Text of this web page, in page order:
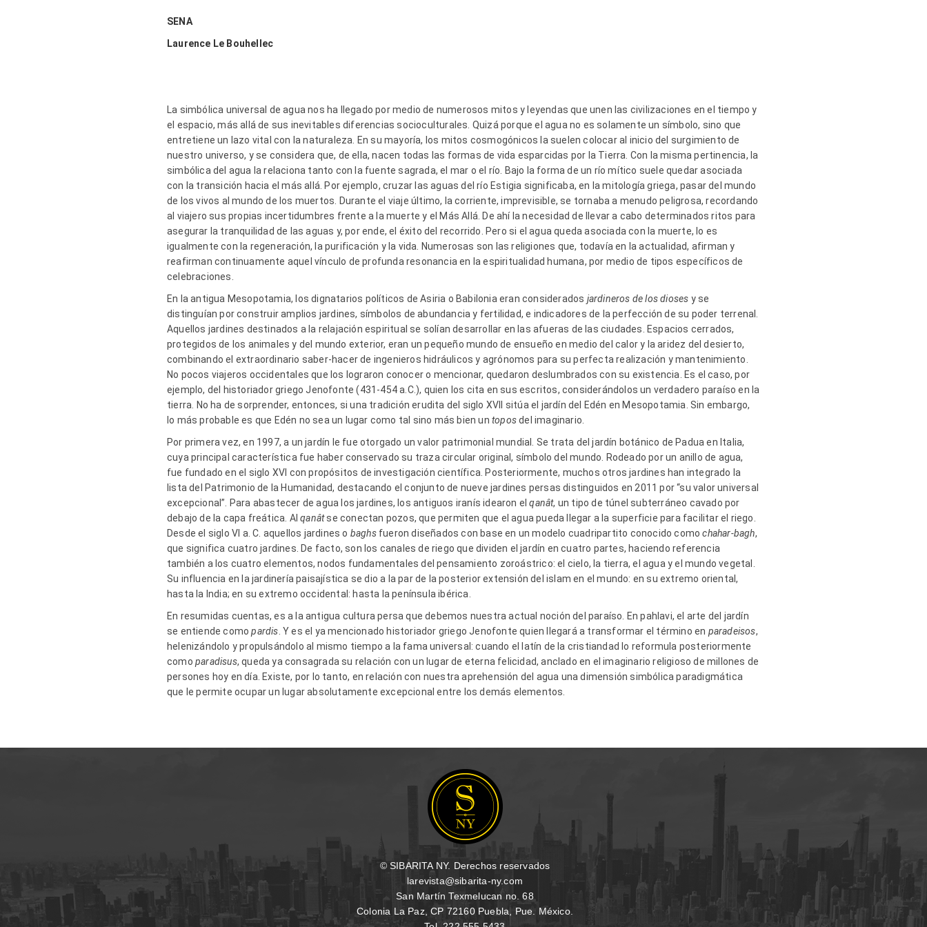
SENA
Laurence Le Bouhellec
La simbólica universal de agua nos ha llegado por medio de numerosos mitos y leyendas que unen las civilizaciones en el tiempo y
el espacio, más allá de sus inevitables diferencias socioculturales. Quizá porque el agua no es solamente un símbolo, sino que
entretiene un lazo vital con la naturaleza. En su mayoría, los mitos cosmogónicos la suelen colocar al inicio del surgimiento de
nuestro universo, y se considera que, de ella, nacen todas las formas de vida esparcidas por la Tierra. Con la misma pertinencia, la
simbólica del agua la relaciona tanto con la fuente sagrada, el mar o el río. Bajo la forma de un río mítico suele quedar asociada
con la transición hacia el más allá. Por ejemplo, cruzar las aguas del río Estigia significaba, en la mitología griega, pasar del mundo
de los vivos al mundo de los muertos. Durante el viaje último, la corriente, imprevisible, se tornaba a menudo peligrosa, recordando
al viajero sus propias incertidumbres frente a la muerte y el Más Allá. De ahí la necesidad de llevar a cabo determinados ritos para
asegurar la tranquilidad de las aguas y, por ende, el éxito del recorrido. Pero si el agua queda asociada con la muerte, lo es
igualmente con la regeneración, la purificación y la vida. Numerosas son las religiones que, todavía en la actualidad, afirman y
reafirman continuamente aquel vínculo de profunda resonancia en la espiritualidad humana, por medio de tipos específicos de
celebraciones.
En la antigua Mesopotamia, los dignatarios políticos de Asiria o Babilonia eran considerados jardineros de los dioses y se
distinguían por construir amplios jardines, símbolos de abundancia y fertilidad, e indicadores de la perfección de su poder terrenal.
Aquellos jardines destinados a la relajación espiritual se solían desarrollar en las afueras de las ciudades. Espacios cerrados,
protegidos de los animales y del mundo exterior, eran un pequeño mundo de ensueño en medio del calor y la aridez del desierto,
combinando el extraordinario saber-hacer de ingenieros hidráulicos y agrónomos para su perfecta realización y mantenimiento.
No pocos viajeros occidentales que los lograron conocer o mencionar, quedaron deslumbrados con su existencia. Es el caso, por
ejemplo, del historiador griego Jenofonte (431-454 a.C.), quien los cita en sus escritos, considerándolos un verdadero paraíso en la
tierra. No ha de sorprender, entonces, si una tradición erudita del siglo XVII sitúa el jardín del Edén en Mesopotamia. Sin embargo,
lo más probable es que Edén no sea un lugar como tal sino más bien untoposdel imaginario.
Por primera vez, en 1997, a un jardín le fue otorgado un valor patrimonial mundial. Se trata del jardín botánico de Padua en Italia,
cuya principal característica fue haber conservado su traza circular original, símbolo del mundo. Rodeado por un anillo de agua,
fue fundado en el siglo XVI con propósitos de investigación científica. Posteriormente, muchos otros jardines han integrado la
lista del Patrimonio de la Humanidad, destacando el conjunto de nueve jardines persas distinguidos en 2011 por “su valor universal
excepcional”. Para abastecer de agua los jardines, los antiguos iranís idearon elqanât, un tipo de túnel subterráneo cavado por
debajo de la capa freática. Alqanâtse conectan pozos, que permiten que el agua pueda llegar a la superficie para facilitar el riego.
Desde el siglo VI a. C. aquellos jardines o baghsfueron diseñados con base en un modelo cuadripartito conocido comochahar-bagh,
que significa cuatro jardines. De facto, son los canales de riego que dividen el jardín en cuatro partes, haciendo referencia
también a los cuatro elementos, nodos fundamentales del pensamiento zoroástrico: el cielo, la tierra, el agua y el mundo vegetal.
Su influencia en la jardinería paisajística se dio a la par de la posterior extensión del islam en el mundo: en su extremo oriental,
hasta la India; en su extremo occidental: hasta la península ibérica.
En resumidas cuentas, es a la antigua cultura persa que debemos nuestra actual noción del paraíso. En pahlavi, el arte del jardín
se entiende comopardis. Y es el ya mencionado historiador griego Jenofonte quien llegará a transformar el término en paradeisos,
helenizándolo y propulsándolo al mismo tiempo a la fama universal: cuando el latín de la cristiandad lo reformula posteriormente
como paradisus, queda ya consagrada su relación con un lugar de eterna felicidad, anclado en el imaginario religioso de millones de
persones hoy en día. Existe, por lo tanto, en relación con nuestra aprehensión del agua una dimensión simbólica paradigmática
que le permite ocupar un lugar absolutamente excepcional entre los demás elementos.
© SIBARITA NY. Derechos reservados
larevista@sibarita-ny.com
San Martín Texmelucan no. 68
Colonia La Paz, CP 72160 Puebla, Pue. México.